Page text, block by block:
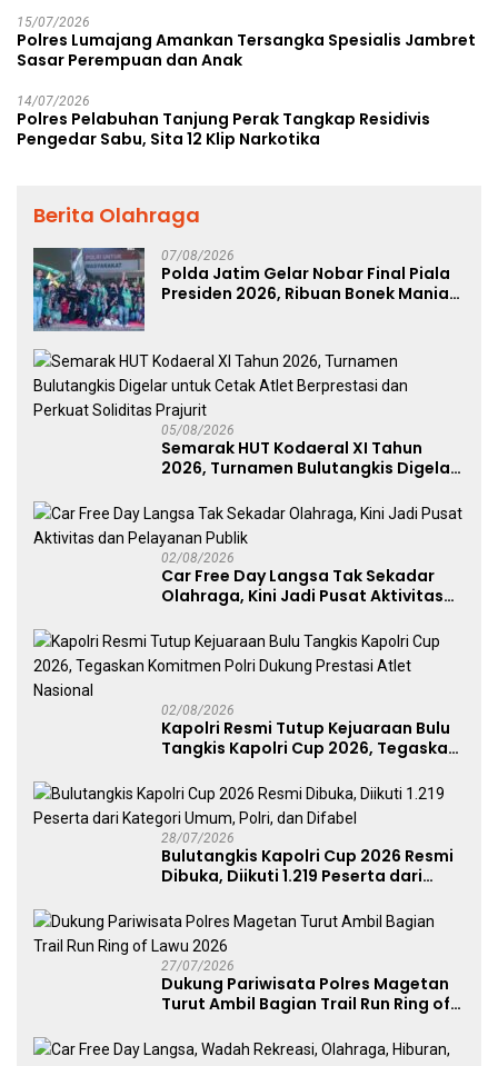
15/07/2026
Polres Lumajang Amankan Tersangka Spesialis Jambret
Sasar Perempuan dan Anak
14/07/2026
Polres Pelabuhan Tanjung Perak Tangkap Residivis
Pengedar Sabu, Sita 12 Klip Narkotika
Berita Olahraga
07/08/2026
Polda Jatim Gelar Nobar Final Piala
Presiden 2026, Ribuan Bonek Mania
05/08/2026
Semarak HUT Kodaeral XI Tahun
2026, Turnamen Bulutangkis Digelar
Perkuat Soliditas Prajurit
02/08/2026
Car Free Day Langsa Tak Sekadar
Olahraga, Kini Jadi Pusat Aktivitas
02/08/2026
Kapolri Resmi Tutup Kejuaraan Bulu
Tangkis Kapolri Cup 2026, Tegaskan
Atlet Nasional
28/07/2026
Bulutangkis Kapolri Cup 2026 Resmi
Dibuka, Diikuti 1.219 Peserta dari
27/07/2026
Dukung Pariwisata Polres Magetan
Turut Ambil Bagian Trail Run Ring of